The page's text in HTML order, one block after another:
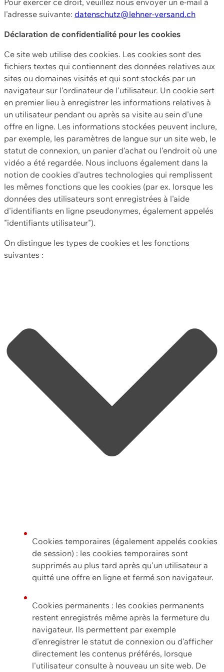
l'adresse suivante: datenschutz@lehner-versand.ch
Déclaration de confidentialité pour les cookies
Ce site web utilise des cookies. Les cookies sont des
fichiers textes qui contiennent des données relatives aux
sites ou domaines visités et qui sont stockés par un
navigateur sur l'ordinateur de l'utilisateur. Un cookie sert
en premier lieu à enregistrer les informations relatives à
un utilisateur pendant ou après sa visite au sein d'une
offre en ligne. Les informations stockées peuvent inclure,
par exemple, les paramètres de langue sur un site web, le
statut de connexion, un panier d'achat ou l'endroit où une
vidéo a été regardée. Nous incluons également dans la
notion de cookies d'autres technologies qui remplissent
les mêmes fonctions que les cookies (par ex. lorsque les
données des utilisateurs sont enregistrées à l'aide
d'identifiants en ligne pseudonymes, également appelés
"identifiants utilisateur").
On distingue les types de cookies et les fonctions
suivantes :
Cookies temporaires (également appelés cookies
de session) : les cookies temporaires sont
supprimés au plus tard après qu'un utilisateur a
quitté une offre en ligne et fermé son navigateur.
Cookies permanents : les cookies permanents
restent enregistrés même après la fermeture du
navigateur. Ils permettent par exemple
d'enregistrer le statut de connexion ou d'afficher
directement les contenus préférés, lorsque
l'utilisateur consulte à nouveau un site web. De